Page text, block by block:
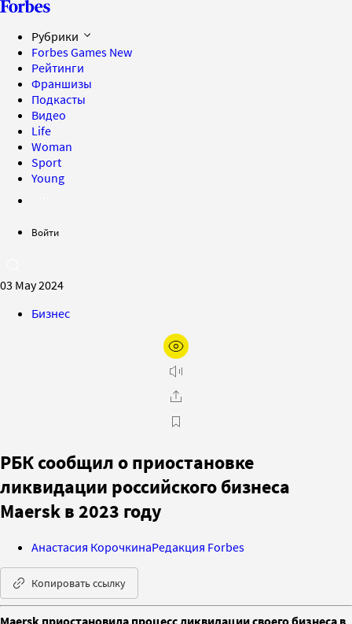
Рубрики
Forbes Games New
Рейтинги
Франшизы
Подкасты
Видео
Life
Woman
Sport
Young
Войти
03 May 2024
Бизнес
РБК сообщил о приостановке
ликвидации российского бизнеса
Maersk в 2023 году
Анастасия КорочкинаРедакция Forbes
Копировать ссылку
Maersk приостановила процесс ликвидации своего бизнеса в